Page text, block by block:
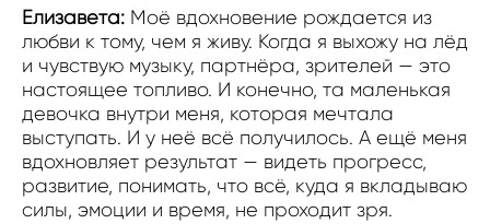
Елизавета: Моё вдохновение рождается из
любви к тому, чем я живу. Когда я выхожу на лёд
и чувствую музыку, партнёра, зрителей — это
настоящее топливо. И конечно, та маленькая
девочка внутри меня, которая мечтала
выступать. И у неё всё получилось. А ещё меня
вдохновляет результат — видеть прогресс,
развитие, понимать, что всё, куда я вкладываю
силы, эмоции и время, не проходит зря.